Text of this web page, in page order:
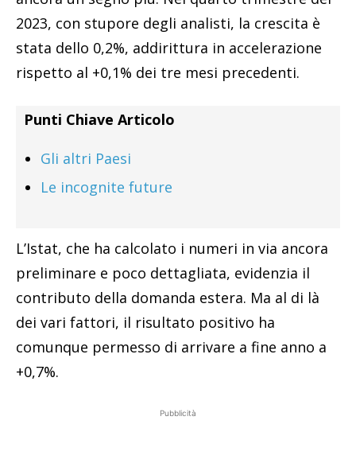
2023, con stupore degli analisti, la crescita è
stata dello 0,2%, addirittura in accelerazione
rispetto al +0,1% dei tre mesi precedenti.
Punti Chiave Articolo
Gli altri Paesi
Le incognite future
L’Istat, che ha calcolato i numeri in via ancora
preliminare e poco dettagliata, evidenzia il
contributo della domanda estera. Ma al di là
dei vari fattori, il risultato positivo ha
comunque permesso di arrivare a fine anno a
+0,7%.
Pubblicità